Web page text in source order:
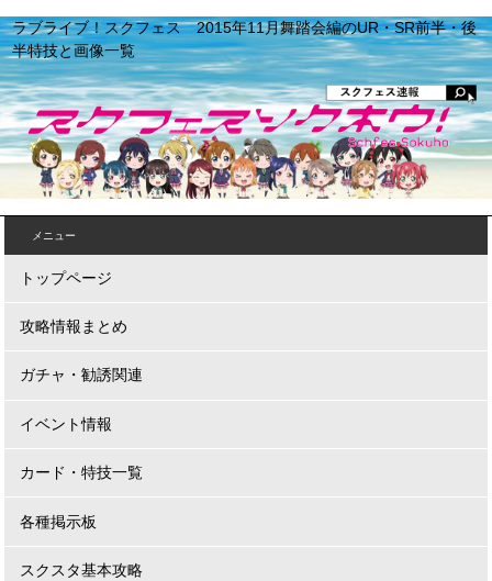
ラブライブ！スクフェス 2015年11月舞踏会編のUR・SR前半・後
半特技と画像一覧
メニュー
トップページ
攻略情報まとめ
ガチャ・勧誘関連
イベント情報
カード・特技一覧
各種掲示板
スクスタ基本攻略